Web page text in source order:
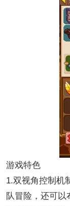
游戏特色
1.双视角控制机
队冒险，还可以